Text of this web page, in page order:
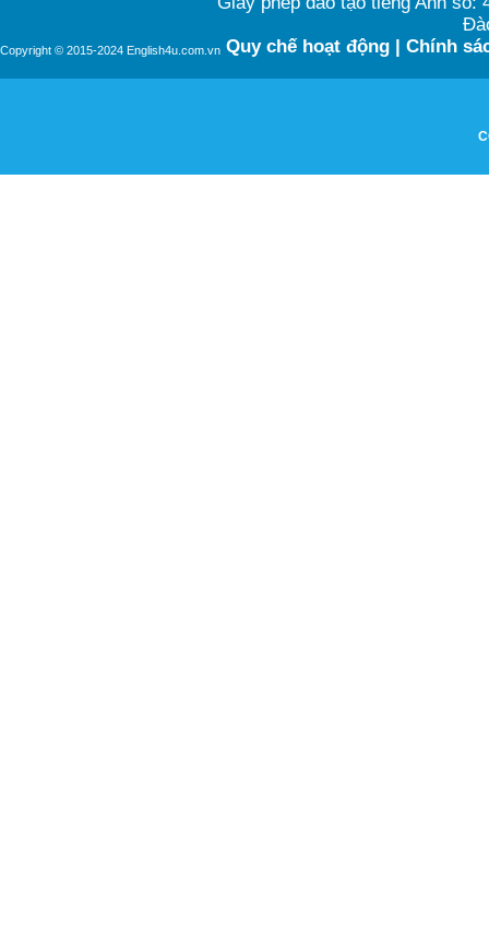
Copyright © 2015-2024 English4u.com.vn Quy chế hoạt động| Chính